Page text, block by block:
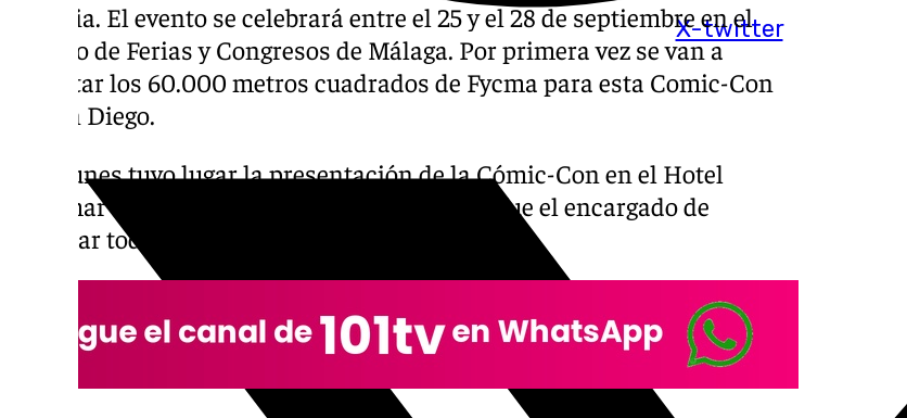
X-twitter
historia. El evento se celebrará entre el 25 y el 28 de septiembre en el
Palacio de Ferias y Congresos de Málaga. Por primera vez se van a
habilitar los 60.000 metros cuadrados de Fycma para esta Comic-Con
de San Diego.
Este lunes tuvo lugar la presentación de la Cómic-Con en el Hotel
Miramar de Málaga Capital. Santiago Segura fue el encargado de
desvelar todo lo que traerá esta edición.